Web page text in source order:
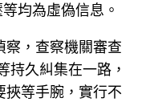
均為虛偽信息。
察，查察機關審查
持久糾集在一路，
挾等手腕，實行不